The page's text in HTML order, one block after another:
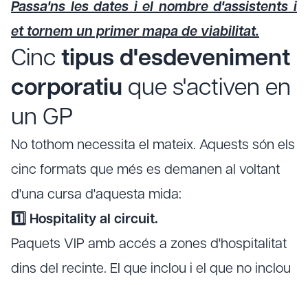
Passa'ns les dates i el nombre d'assistents i
et tornem un primer mapa de viabilitat.
Cinc tipus d'esdeveniment
corporatiu que s'activen en
un GP
No tothom necessita el mateix. Aquests són els
cinc formats que més es demanen al voltant
d'una cursa d'aquesta mida:
1️⃣ Hospitality al circuit.
Paquets VIP amb accés a zones d'hospitalitat
dins del recinte. El que inclou i el que no inclou